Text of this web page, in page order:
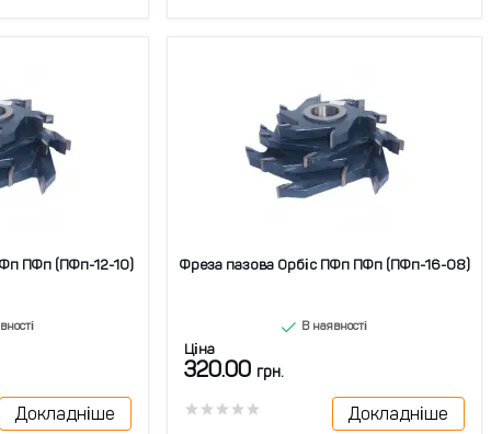
ПФп (ПФп-12-10)
Докладніше
Фреза пазова Орбіс ПФп ПФп (ПФп-16-08)
В наявності
Ціна
320.00 грн.
Докладніше